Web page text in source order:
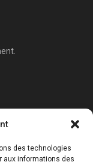
des technologies
aux informations des